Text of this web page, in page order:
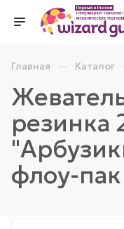
Главная — Каталог
резинка
флоу-пак